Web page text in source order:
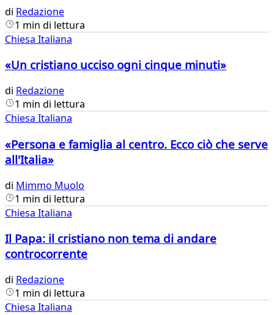
di Redazione
1 min di lettura
Chiesa Italiana
«Un cristiano ucciso ogni cinque minuti»
di Redazione
1 min di lettura
Chiesa Italiana
«Persona e famiglia al centro. Ecco ciò che serve
all'Italia»
di Mimmo Muolo
1 min di lettura
Chiesa Italiana
Il Papa: il cristiano non tema di andare
controcorrente
di Redazione
1 min di lettura
Chiesa Italiana